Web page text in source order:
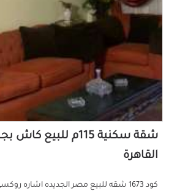
شقة سكنية 115م
القاهرة
كود 1673 شقه للبيع مصر الجديده